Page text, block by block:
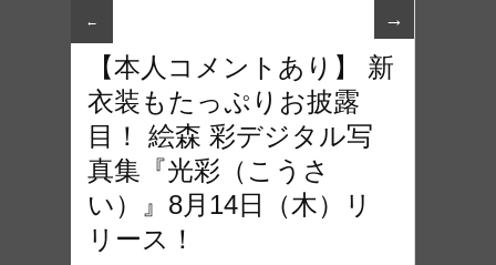
← →
【本人コメントあり】 新
衣装もたっぷりお披露
目！ 絵森 彩デジタル写
真集『光彩（こうさ
い）』8月14日（木）リ
リース！